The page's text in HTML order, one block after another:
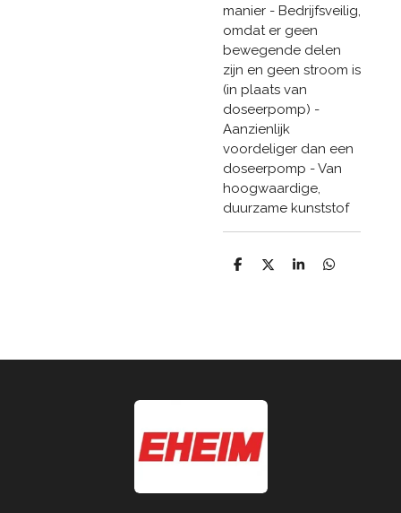
manier - Bedrijfsveilig,
omdat er geen
bewegende delen
zijn en geen stroom is
(in plaats van
doseerpomp) -
Aanzienlijk
voordeliger dan een
doseerpomp - Van
hoogwaardige,
duurzame kunststof
D
D
S
D